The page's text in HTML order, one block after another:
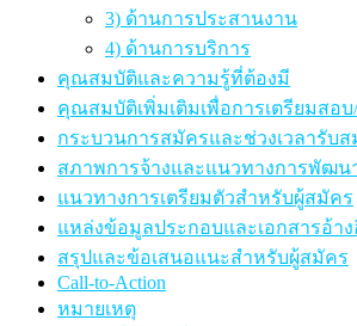
3) ด้านการประสานงาน
4) ด้านการบริการ
คุณสมบัติและความรู้ที่ต้องมี
คุณสมบัติเพิ่มเติมเพื่อการเตรียมสอ
กระบวนการสมัครและช่วงเวลารับส
สภาพการจ้างและแนวทางการพัฒน
แนวทางการเตรียมตัวสำหรับผู้สมัคร
แหล่งข้อมูลประกอบและเอกสารอ้าง
สรุปและข้อเสนอแนะสำหรับผู้สมัคร
Call-to-Action
หมายเหตุ